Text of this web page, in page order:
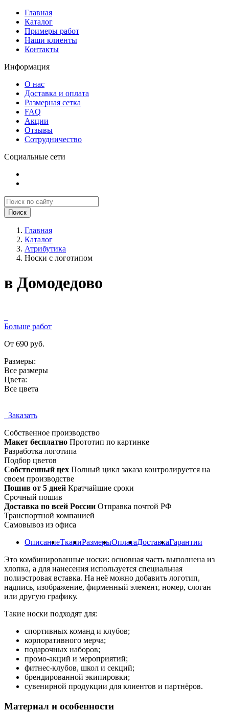
Главная
Каталог
Примеры работ
Наши клиенты
Контакты
Информация
О нас
Доставка и оплата
Размерная сетка
FAQ
Акции
Отзывы
Сотрудничество
Социальные сети
Поиск
Главная
Каталог
Атрибутика
Носки с логотипом
в Домодедово
Больше работ
От 690 руб.
Размеры:
Все размеры
Цвета:
Все цвета
Заказать
Собственное производство
Макет бесплатно Прототип по картинке
Разработка логотипа
Подбор цветов
Собственный цех Полный цикл заказа контролируется на
своем производстве
Пошив от 5 дней Кратчайшие сроки
Срочный пошив
Доставка по всей России Отправка почтой РФ
Транспортной компанией
Самовывоз из офиса
ОписаниеТканиРазмерыОплатаДоставкаГарантии
Это комбинированные носки: основная часть выполнена из
хлопка, а для нанесения используется специальная
полиэстровая вставка. На неё можно добавить логотип,
надпись, изображение, фирменный элемент, номер, слоган
или другую графику.
Такие носки подходят для:
спортивных команд и клубов;
корпоративного мерча;
подарочных наборов;
промо-акций и мероприятий;
фитнес-клубов, школ и секций;
брендированной экипировки;
сувенирной продукции для клиентов и партнёров.
Материал и особенности